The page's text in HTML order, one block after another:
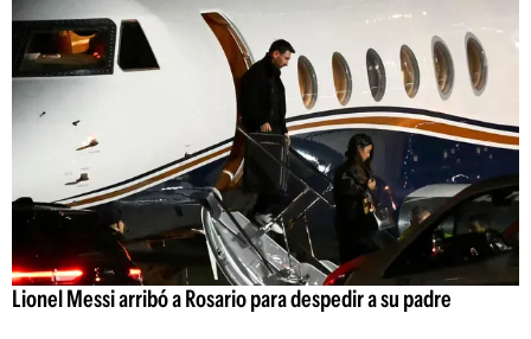
Lionel Messi arribó a Rosario para despedir a su padre